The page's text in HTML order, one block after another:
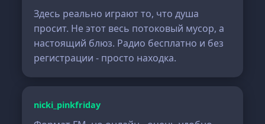
Здесь реально играют то, что душа
просит. Не этот весь потоковый мусор, а
настоящий блюз. Радио бесплатно и без
регистрации - просто находка.
nicki_pinkfriday